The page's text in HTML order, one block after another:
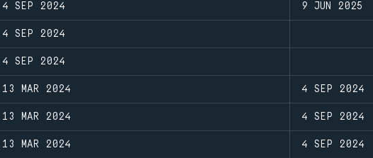
4 SEP 2024 9 JUN 2025
4 SEP 2024
4 SEP 2024
13 MAR 2024 4 SEP 2024
13 MAR 2024 4 SEP 2024
13 MAR 2024 4 SEP 2024